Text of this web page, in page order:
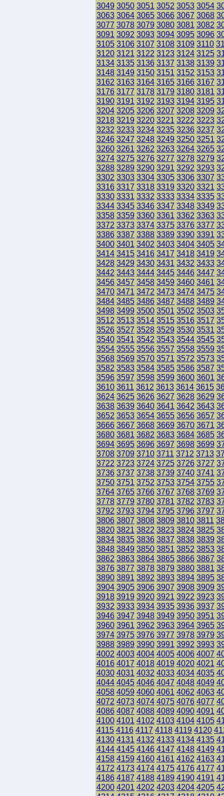
3049 3050 3051 3052 3053 3054
3063 3064 3065 3066 3067 3068
3077 3078 3079 3080 3081 3082
3091 3092 3093 3094 3095 3096
3105 3106 3107 3108 3109 3110
3120 3121 3122 3123 3124 3125
3134 3135 3136 3137 3138 3139
3148 3149 3150 3151 3152 3153
3162 3163 3164 3165 3166 3167
3176 3177 3178 3179 3180 3181
3190 3191 3192 3193 3194 3195
3204 3205 3206 3207 3208 3209
3218 3219 3220 3221 3222 3223
3232 3233 3234 3235 3236 3237
3246 3247 3248 3249 3250 3251
3260 3261 3262 3263 3264 3265
3274 3275 3276 3277 3278 3279
3288 3289 3290 3291 3292 3293
3302 3303 3304 3305 3306 3307
3316 3317 3318 3319 3320 3321
3330 3331 3332 3333 3334 3335
3344 3345 3346 3347 3348 3349
3358 3359 3360 3361 3362 3363
3372 3373 3374 3375 3376 3377
3386 3387 3388 3389 3390 3391
3400 3401 3402 3403 3404 3405
3414 3415 3416 3417 3418 3419
3428 3429 3430 3431 3432 3433
3442 3443 3444 3445 3446 3447
3456 3457 3458 3459 3460 3461
3470 3471 3472 3473 3474 3475
3484 3485 3486 3487 3488 3489
3498 3499 3500 3501 3502 3503
3512 3513 3514 3515 3516 3517
3526 3527 3528 3529 3530 3531
3540 3541 3542 3543 3544 3545
3554 3555 3556 3557 3558 3559
3568 3569 3570 3571 3572 3573
3582 3583 3584 3585 3586 3587
3596 3597 3598 3599 3600 3601
3610 3611 3612 3613 3614 3615
3624 3625 3626 3627 3628 3629
3638 3639 3640 3641 3642 3643
3652 3653 3654 3655 3656 3657
3666 3667 3668 3669 3670 3671
3680 3681 3682 3683 3684 3685
3694 3695 3696 3697 3698 3699
3708 3709 3710 3711 3712 3713
3722 3723 3724 3725 3726 3727
3736 3737 3738 3739 3740 3741
3750 3751 3752 3753 3754 3755
3764 3765 3766 3767 3768 3769
3778 3779 3780 3781 3782 3783
3792 3793 3794 3795 3796 3797
3806 3807 3808 3809 3810 3811
3820 3821 3822 3823 3824 3825
3834 3835 3836 3837 3838 3839
3848 3849 3850 3851 3852 3853
3862 3863 3864 3865 3866 3867
3876 3877 3878 3879 3880 3881
3890 3891 3892 3893 3894 3895
3904 3905 3906 3907 3908 3909
3918 3919 3920 3921 3922 3923
3932 3933 3934 3935 3936 3937
3946 3947 3948 3949 3950 3951
3960 3961 3962 3963 3964 3965
3974 3975 3976 3977 3978 3979
3988 3989 3990 3991 3992 3993
4002 4003 4004 4005 4006 4007
4016 4017 4018 4019 4020 4021
4030 4031 4032 4033 4034 4035
4044 4045 4046 4047 4048 4049
4058 4059 4060 4061 4062 4063
4072 4073 4074 4075 4076 4077
4086 4087 4088 4089 4090 4091
4100 4101 4102 4103 4104 4105
4115 4116 4117 4118 4119 4120
4130 4131 4132 4133 4134 4135
4144 4145 4146 4147 4148 4149
4158 4159 4160 4161 4162 4163
4172 4173 4174 4175 4176 4177
4186 4187 4188 4189 4190 4191
4200 4201 4202 4203 4204 4205